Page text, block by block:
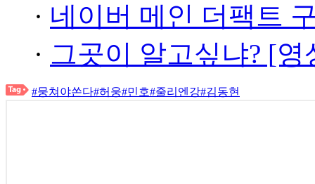
· 네이버 메인 더팩트
· 그곳이 알고싶냐? [
#뭉쳐야쏜다#허웅#민호#줄리엔강#김동현